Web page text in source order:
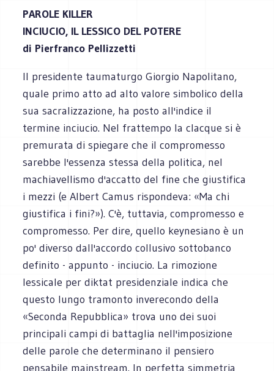
PAROLE KILLER
INCIUCIO, IL LESSICO DEL POTERE
di Pierfranco Pellizzetti
Il presidente taumaturgo Giorgio Napolitano,
quale primo atto ad alto valore simbolico della
sua sacralizzazione, ha posto all'indice il
termine inciucio. Nel frattempo la clacque si è
premurata di spiegare che il compromesso
sarebbe l'essenza stessa della politica, nel
machiavellismo d'accatto del fine che giustifica
i mezzi (e Albert Camus rispondeva: «Ma chi
giustifica i fini?»). C'è, tuttavia, compromesso e
compromesso. Per dire, quello keynesiano è un
po' diverso dall'accordo collusivo sottobanco
definito - appunto - inciucio. La rimozione
lessicale per diktat presidenziale indica che
questo lungo tramonto inverecondo della
«Seconda Repubblica» trova uno dei suoi
principali campi di battaglia nell'imposizione
delle parole che determinano il pensiero
pensabile mainstream. In perfetta simmetria